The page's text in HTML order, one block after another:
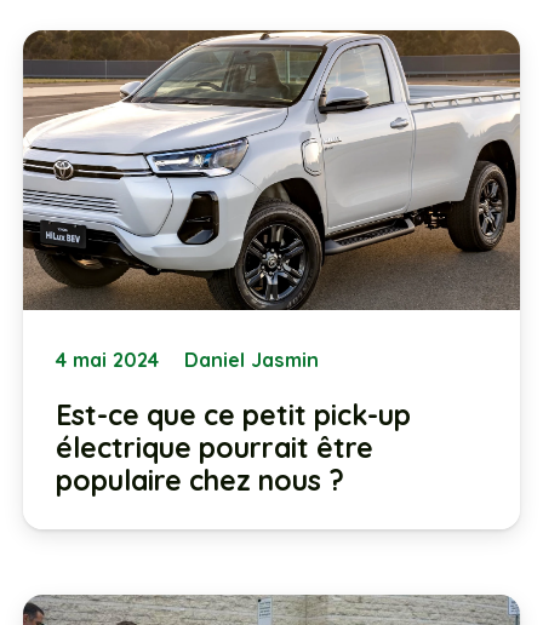
4 mai 2024 Daniel Jasmin
Est-ce que ce petit pick-up
électrique pourrait être
populaire chez nous ?